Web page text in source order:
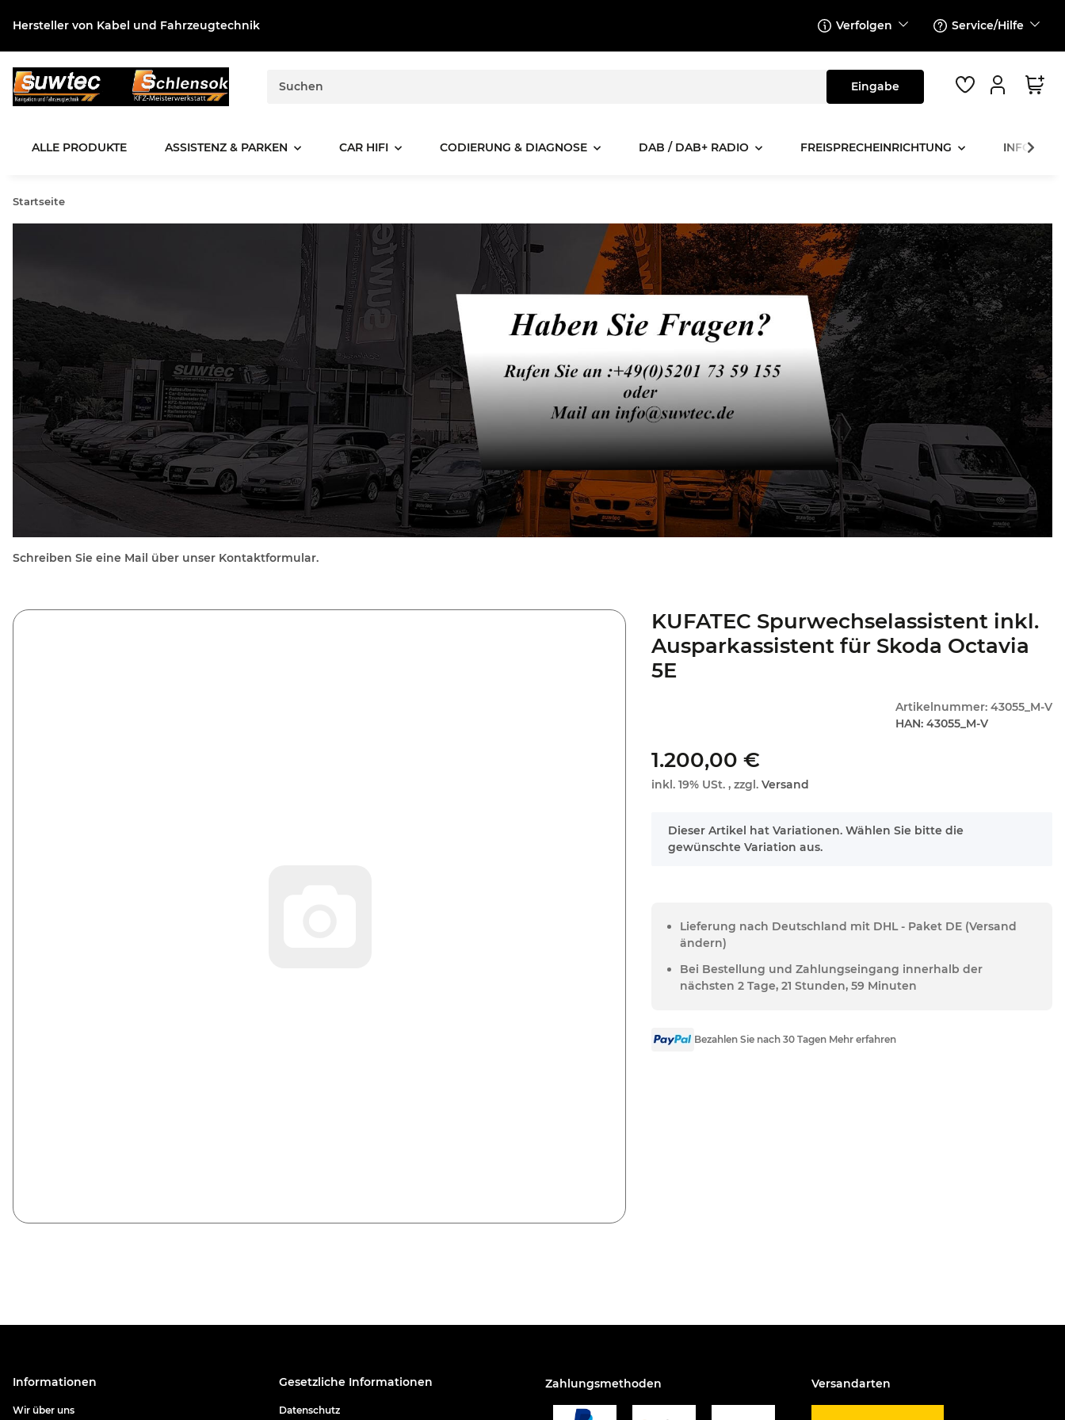
Hersteller von Kabel und Fahrzeugtechnik Verfolgen Service/Hilfe
ALLE PRODUKTE ASSISTENZ & PARKEN CAR HIFI CODIERUNG & DIAGNOSE DAB / DAB+ RADIO FREISPRECHEINRICHTUNG
Startseite
Schreiben Sie eine Mail über unser Kontaktformular.
KUFATEC Spurwechselassistent inkl.
Ausparkassistent für Skoda Octavia
5E
Artikelnummer: 43055_M-V
HAN: 43055_M-V
1.200,00 €
inkl. 19% USt. , zzgl.Versand
x
Dieser Artikel hat Variationen. Wählen Sie bitte die
gewünschte Variation aus.
Lieferung nach Deutschland mit DHL - Paket DE (Versand
ändern)
Bei Bestellung und Zahlungseingang innerhalb der
nächsten 2 Tage, 21 Stunden, 59 Minuten
Bezahlen Sie nach 30 Tagen Mehr erfahren
Informationen
Wir über uns
Gesetzliche Informationen
Datenschutz
Zahlungsmethoden Versandarten